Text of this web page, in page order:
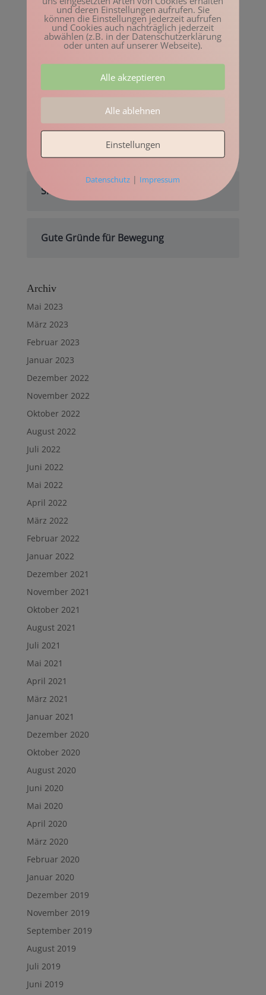
Movement Intelligence –
Bewegungsintelligenz
Das mache ich bestimmt demnächst
Das Anderssein in Beziehungen
Sich selbst ein guter Freund sein
Gute Gründe für Bewegung
Archiv
Mai 2023
März 2023
Februar 2023
Januar 2023
Dezember 2022
November 2022
Oktober 2022
August 2022
Juli 2022
Juni 2022
Mai 2022
April 2022
März 2022
Februar 2022
Januar 2022
Dezember 2021
November 2021
Oktober 2021
August 2021
Juli 2021
Mai 2021
April 2021
März 2021
Januar 2021
Dezember 2020
Oktober 2020
August 2020
Juni 2020
Mai 2020
April 2020
März 2020
Februar 2020
Januar 2020
Dezember 2019
November 2019
September 2019
August 2019
Juli 2019
Juni 2019
und deren Einstellungen aufrufen. Sie
können die Einstellungen jederzeit aufrufen
und Cookies auch nachträglich jederzeit
abwählen (z.B. in der Datenschutzerklärung
oder unten auf unserer Webseite).
Alle akzeptieren
Alle ablehnen
Einstellungen
Datenschutz | Impressum